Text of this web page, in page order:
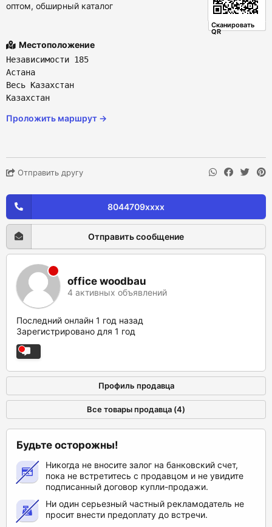
Сканировать
QR
оптом, обширный каталог
Местоположение
Независимости 185
Астана
Весь Казахстан
Казахстан
Проложить маршрут →
Отправить другу
8044709xxxx
Отправить сообщение
office woodbau
4 активных объявлений
Последний онлайн 1 год назад
Зарегистрировано для 1 год
Профиль продавца
Все товары продавца (4)
Будьте осторожны!
Никогда не вносите залог на банковский счет,
пока не встретитесь с продавцом и не увидите
подписанный договор купли-продажи.
Ни один серьезный частный рекламодатель не
просит внести предоплату до встречи.